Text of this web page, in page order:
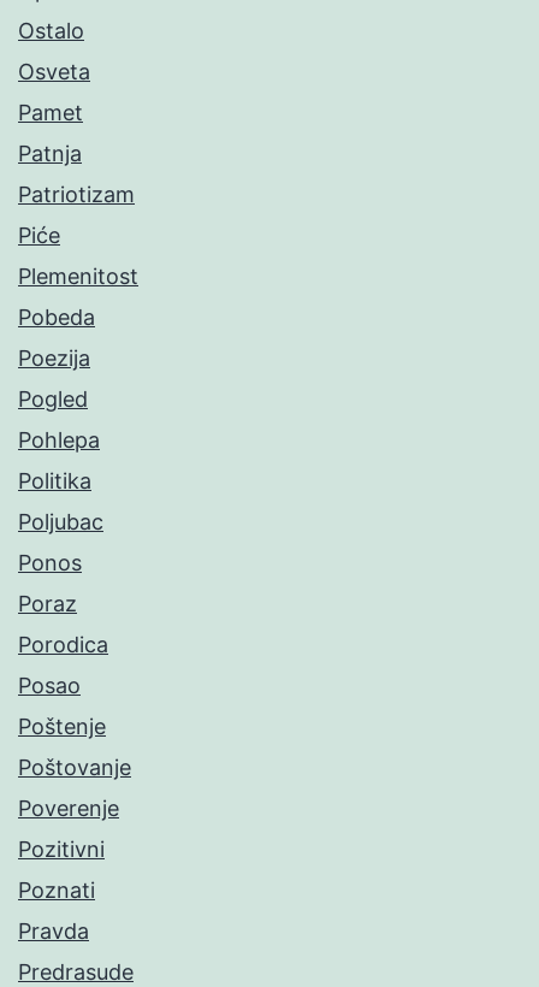
Ostalo
Osveta
Pamet
Patnja
Patriotizam
Piće
Plemenitost
Pobeda
Poezija
Pogled
Pohlepa
Politika
Poljubac
Ponos
Poraz
Porodica
Posao
Poštenje
Poštovanje
Poverenje
Pozitivni
Poznati
Pravda
Predrasude